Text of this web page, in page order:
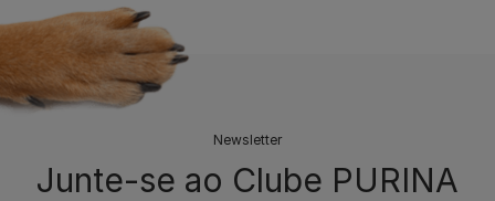
Newsletter
Junte-se ao Clube PURINA